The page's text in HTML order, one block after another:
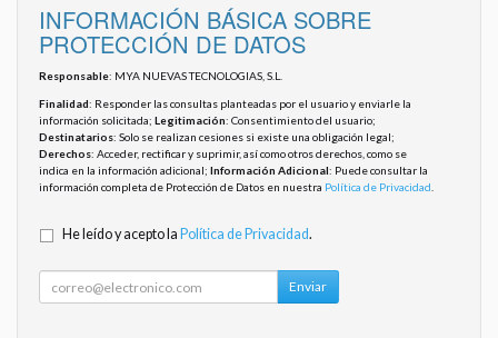
INFORMACIÓN BÁSICA SOBRE
PROTECCIÓN DE DATOS
Responsable: MYA NUEVAS TECNOLOGIAS, S.L.
Finalidad: Responder las consultas planteadas por el usuario y enviarle la
información solicitada; Legitimación: Consentimiento del usuario;
Destinatarios: Solo se realizan cesiones si existe una obligación legal;
Derechos: Acceder, rectificar y suprimir, así como otros derechos, como se
indica en la información adicional; Información Adicional: Puede consultar la
información completa de Protección de Datos en nuestra Política de Privacidad
He leído y acepto la Política de Privacidad.
Enviar